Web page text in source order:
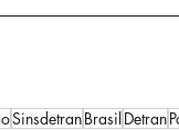
SinsdetranBrasilDetran